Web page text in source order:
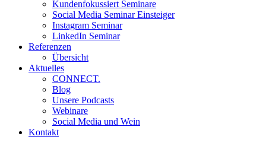
Kundenfokussiert Seminare
Social Media Seminar Einsteiger
Instagram Seminar
LinkedIn Seminar
Referenzen
Übersicht
Aktuelles
CONNECT.
Blog
Unsere Podcasts
Webinare
Social Media und Wein
Kontakt